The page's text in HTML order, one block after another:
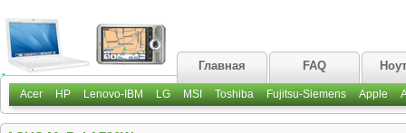
Главная FAQ
Acer HP Lenovo-IBM LG MSI Toshiba Fujitsu-Siemens Apple